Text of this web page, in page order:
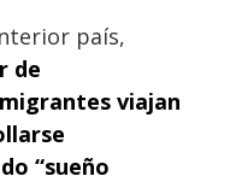
país,
de
viajan
“sueño